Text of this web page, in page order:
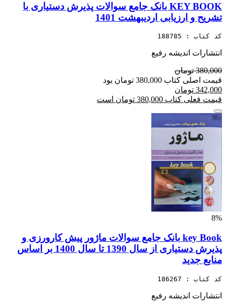
KEY BOOK بانک جامع سوالات پذیرش دستیاری با
تشریح و ارزیابی اردیبهشت 1401
کد کتاب : 188785
انتشارات اندیشه رفیع
380,000 تومان
قیمت اصلی کتاب 380,000 تومان بود
342,000 تومان
قیمت فعلی کتاب 380,000 تومان است
8%
key Book بانک جامع سوالات ماژور پیش کارورزی و
پذیرش دستیاری از سال 1390 تا سال 1400 بر اساس
منابع جدید
کد کتاب : 186267
انتشارات اندیشه رفیع